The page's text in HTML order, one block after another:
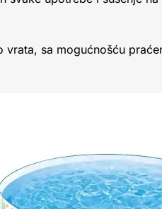
sa mogućnošću